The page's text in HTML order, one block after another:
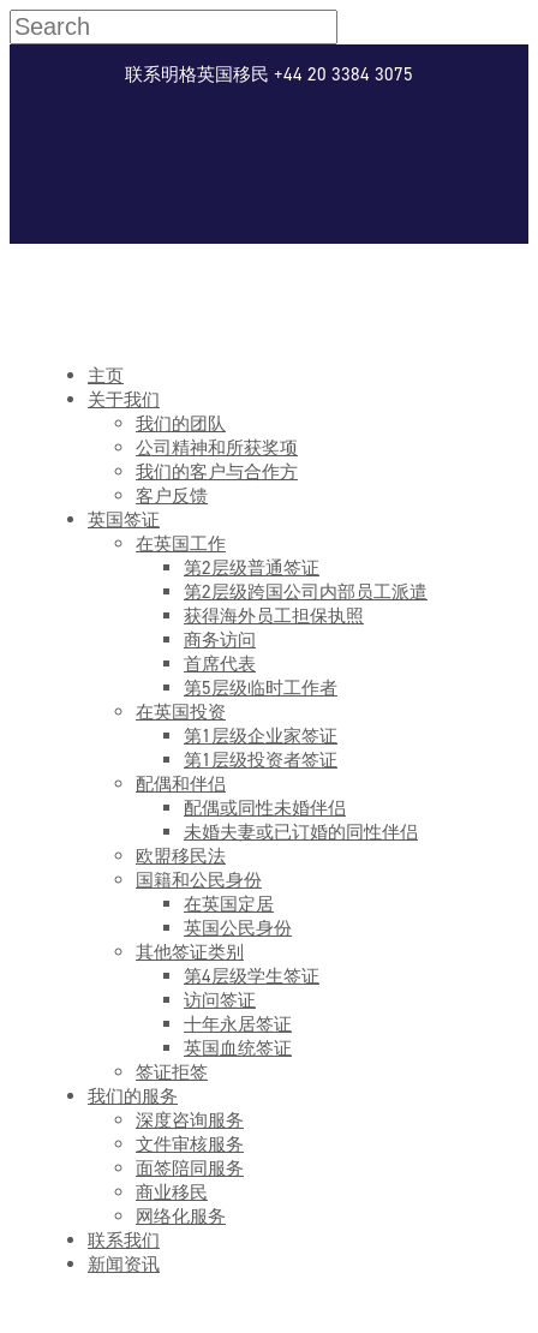
联系明格英国移民 +44 20 3384 3075
主页
关于我们
我们的团队
公司精神和所获奖项
我们的客户与合作方
客户反馈
英国签证
在英国工作
第2层级普通签证
第2层级跨国公司内部员工派遣
获得海外员工担保执照
商务访问
首席代表
第5层级临时工作者
在英国投资
第1层级企业家签证
第1层级投资者签证
配偶和伴侣
配偶或同性未婚伴侣
未婚夫妻或已订婚的同性伴侣
欧盟移民法
国籍和公民身份
在英国定居
英国公民身份
其他签证类别
第4层级学生签证
访问签证
十年永居签证
英国血统签证
签证拒签
我们的服务
深度咨询服务
文件审核服务
面签陪同服务
商业移民
网络化服务
联系我们
新闻资讯